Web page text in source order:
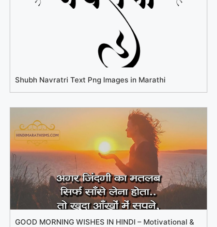
Shubh Navratri Text Png Images in Marathi
GOOD MORNING WISHES IN HINDI – Motivational &